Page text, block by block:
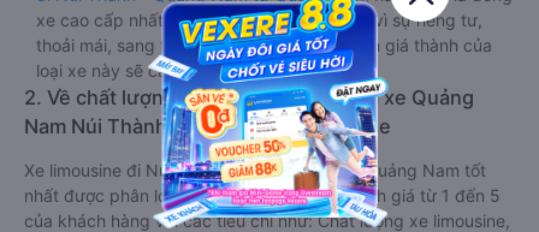
xe cao cấp nhất, hành khách thường chọn vì sự riêng tư,
thoải mái, sang trọng và tiện nghi. Tất nhiên giá thành của
loại xe này sẽ cao hơn các loại khác.
2. Về chất lượng, review, đánh giá nhà xe Quảng
Nam Núi Thành - Quảng Nam limousine
Xe limousine đi Núi Thành - Quảng Nam từ Quảng Nam tốt
nhất được phân loại chất lượng dựa trên đánh giá từ 1 đến 5
của khách hàng với các tiêu chí như: Chất lượng xe limousine,